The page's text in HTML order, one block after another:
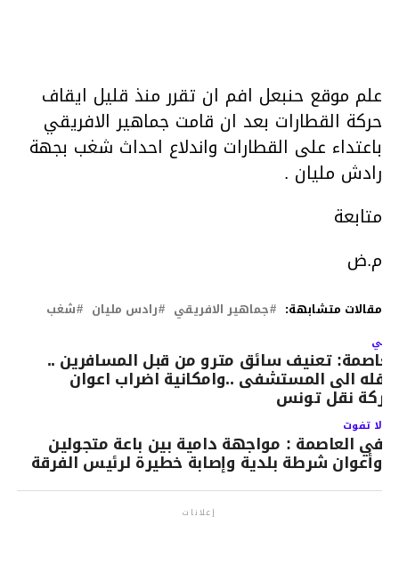
علم موقع حنبعل افم ان تقرر منذ قليل ايقاف
حركة القطارات بعد ان قامت جماهير الافريقي
باعتداء على القطارات واندلاع احداث شغب بجهة
رادش مليان .
متابعة
م.ض
مقالات متشابهة: جماهير الافريقي رادس مليان شغب
تعنيف سائق مترو من قبل المسافرين ..
الى المستشفى ..وامكانية اضراب اعوان
نقل تونس
لا تفوت
في العاصمة : مواجهة دامية بين باعة متجولين
وأعوان شرطة بلدية وإصابة خطيرة لرئيس الفرقة
إعلانات